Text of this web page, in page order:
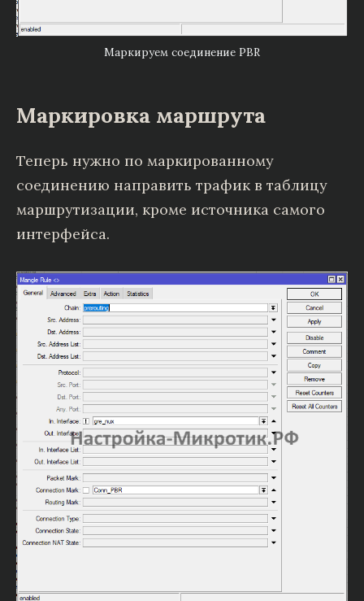
Маркируем соединение PBR
Маркировка маршрута
Теперь нужно по маркированному
соединению направить трафик в таблицу
маршрутизации, кроме источника самого
интерфейса.